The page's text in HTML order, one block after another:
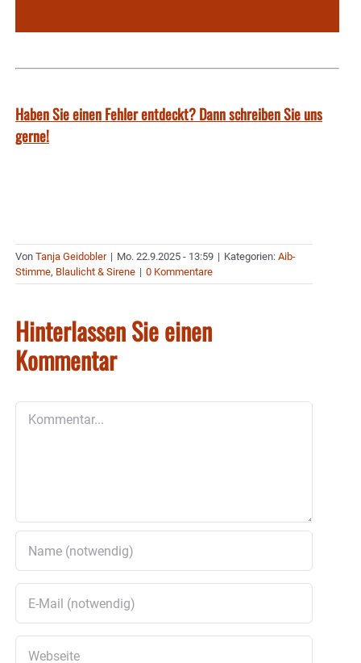
Haben Sie einen Fehler entdeckt? Dann schreiben Sie uns
gerne!
Von Tanja Geidobler | Mo. 22.9.2025 - 13:59 | Kategorien: Aib-
Stimme, Blaulicht & Sirene | 0 Kommentare
Hinterlassen Sie einen
Kommentar